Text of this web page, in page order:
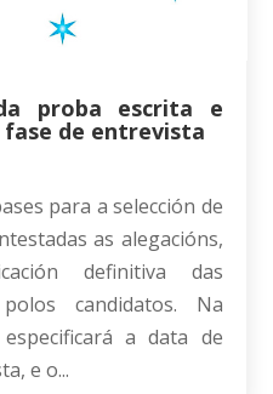
proba escrita e
de entrevista
para a selección de
as alegacións,
definitiva das
candidatos. Na
a data de
e o...